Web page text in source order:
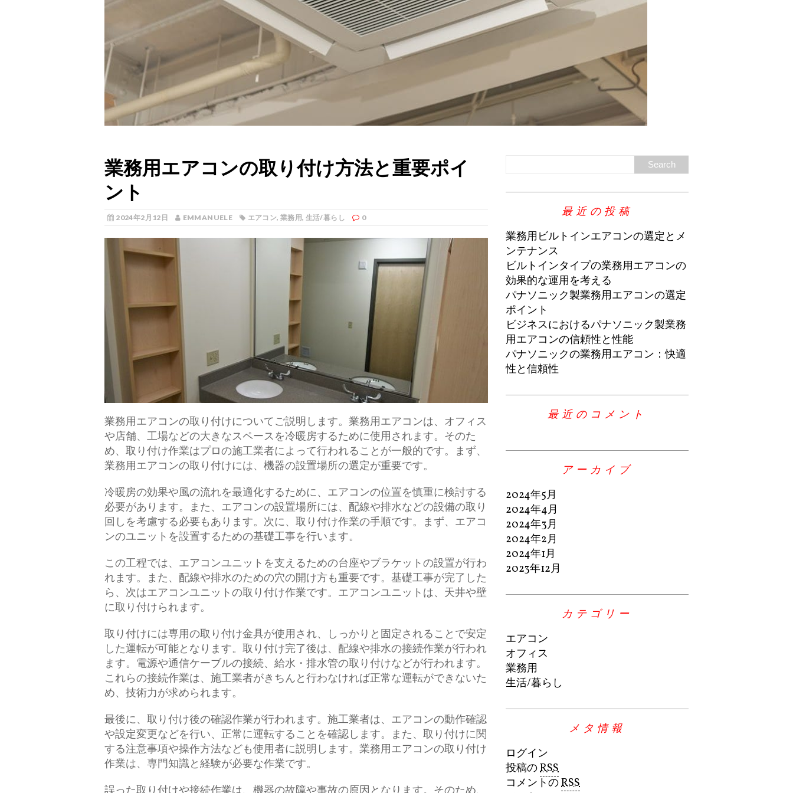
業務用エアコンの取り付け方法と重要ポイ
ント
2024年2月12日 EMMANUELE エアコン, 業務用, 生活/暮らし 0
業務用エアコンの取り付けについてご説明します。 業務用エアコンは、オフィス
や店舗、工場などの大きなスペースを冷暖房するために使用されます。そのた
め、取り付け作業はプロの施工業者によって行われることが一般的です。まず、
業務用エアコンの取り付けには、機器の設置場所の選定が重要です。
冷暖房の効果や風の流れを最適化するために、エアコンの位置を慎重に検討する
必要があります。また、エアコンの設置場所には、配線や排水などの設備の取り
回しを考慮する必要もあります。次に、取り付け作業の手順です。まず、エアコ
ンのユニットを設置するための基礎工事を行います。
この工程では、エアコンユニットを支えるための台座やブラケットの設置が行わ
れます。また、配線や排水のための穴の開け方も重要です。基礎工事が完了した
ら、次はエアコンユニットの取り付け作業です。エアコンユニットは、天井や壁
に取り付けられます。
取り付けには専用の取り付け金具が使用され、しっかりと固定されることで安定
した運転が可能となります。取り付け完了後は、配線や排水の接続作業が行われ
ます。電源や通信ケーブルの接続、給水・排水管の取り付けなどが行われます。
これらの接続作業は、施工業者がきちんと行わなければ正常な運転ができないた
め、技術力が求められます。
最後に、取り付け後の確認作業が行われます。施工業者は、エアコンの動作確認
や設定変更などを行い、正常に運転することを確認します。また、取り付けに関
する注意事項や操作方法なども使用者に説明します。業務用エアコンの取り付け
作業は、専門知識と経験が必要な作業です。
最近の投稿
業務用ビルトインエアコンの選定とメ
ンテナンス
ビルトインタイプの業務用エアコンの
効果的な運用を考える
パナソニック製業務用エアコンの選定
ポイント
ビジネスにおけるパナソニック製業務
用エアコンの信頼性と性能
パナソニックの業務用エアコン：快適
性と信頼性
最近のコメント
アーカイブ
2024年5月
2024年4月
2024年3月
2024年2月
2024年1月
2023年12月
カテゴリー
エアコン
オフィス
業務用
生活/暮らし
メタ情報
ログイン
投稿のRSS
コメントのRSS